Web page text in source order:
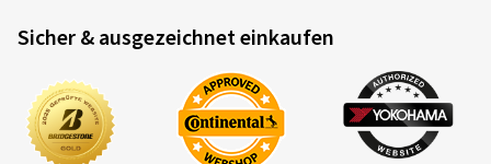
Sicher & ausgezeichnet einkaufen